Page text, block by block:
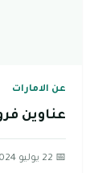
عن الامارات
عناوين
📅 22 يوليو 2024